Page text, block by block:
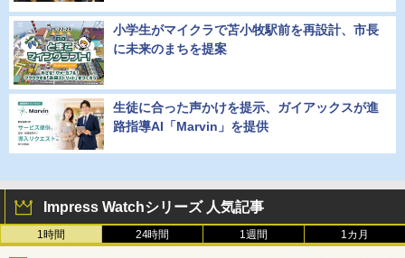
小学生がマイクラで苫小牧駅前を再設計、市長
に未来のまちを提案
生徒に合った声かけを提示、ガイアックスが進
路指導AI「Marvin」を提供
Impress Watchシリーズ 人気記事
1時間 24時間 1週間 1カ月